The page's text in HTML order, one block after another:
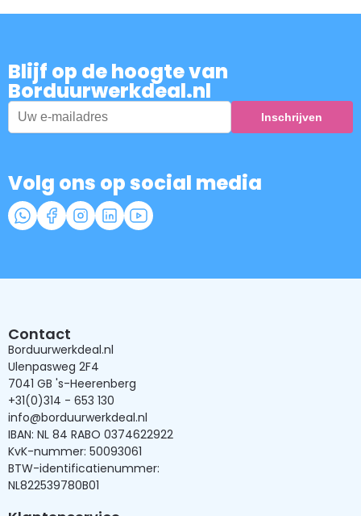
Blijf op de hoogte van
Borduurwerkdeal.nl
Volg ons op social media
Contact
Borduurwerkdeal.nl
Ulenpasweg 2F4
7041 GB 's-Heerenberg
+31(0)314 - 653 130
info@borduurwerkdeal.nl
IBAN: NL 84 RABO 0374622922
KvK-nummer: 50093061
BTW-identificatienummer:
NL822539780B01